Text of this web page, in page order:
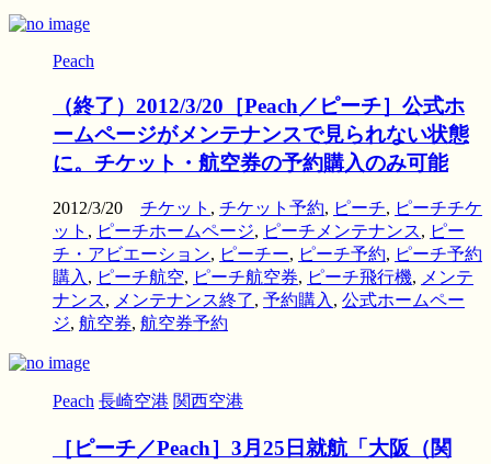
Peach
（終了）2012/3/20［Peach／ピーチ］公式ホ
ームページがメンテナンスで見られない状態
に。チケット・航空券の予約購入のみ可能
2012/3/20 チケット , チケット予約, ピーチ, ピーチチケ
ット , ピーチホームページ, ピーチメンテナンス, ピー
チ・アビエーション, ピーチー, ピーチ予約, ピーチ予約
購入, ピーチ航空, ピーチ航空券, ピーチ飛行機, メンテ
ナンス, メンテナンス終了, 予約購入, 公式ホームペー
ジ, 航空券, 航空券予約
Peach 長崎空港 関西空港
［ピーチ／Peach］3月25日就航「大阪（関